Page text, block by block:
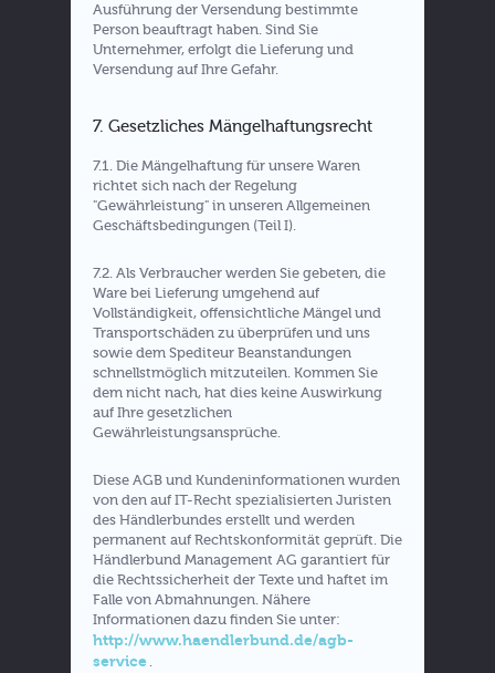
Ausführung der Versendung bestimmte
Person beauftragt haben. Sind Sie
Unternehmer, erfolgt die Lieferung und
Versendung auf Ihre Gefahr.
7. Gesetzliches Mängelhaftungsrecht
7.1. Die Mängelhaftung für unsere Waren
richtet sich nach der Regelung
"Gewährleistung" in unseren Allgemeinen
Geschäftsbedingungen (Teil I).
7.2. Als Verbraucher werden Sie gebeten, die
Ware bei Lieferung umgehend auf
Vollständigkeit, offensichtliche Mängel und
Transportschäden zu überprüfen und uns
sowie dem Spediteur Beanstandungen
schnellstmöglich mitzuteilen. Kommen Sie
dem nicht nach, hat dies keine Auswirkung
auf Ihre gesetzlichen
Gewährleistungsansprüche.
Diese AGB und Kundeninformationen wurden
von den auf IT-Recht spezialisierten Juristen
des Händlerbundes erstellt und werden
permanent auf Rechtskonformität geprüft. Die
Händlerbund Management AG garantiert für
die Rechtssicherheit der Texte und haftet im
Falle von Abmahnungen. Nähere
Informationen dazu finden Sie unter:
http://www.haendlerbund.de/agb-
service .